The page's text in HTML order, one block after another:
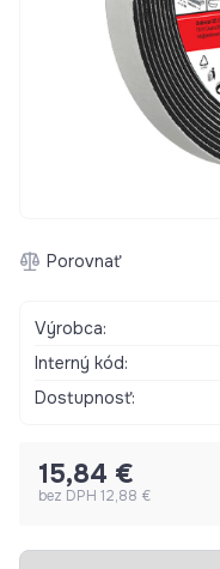
Porovnať
Výrobca:
Interný kód:
Dostupnosť:
15,84 €
bez DPH 12,88 €
Vybrať záložku